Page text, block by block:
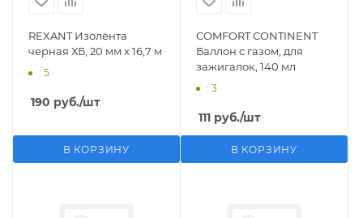
REXANT Изолента
черная ХБ, 20 мм х 16,7 м
: 5
190 руб./шт
В КОРЗИНУ
COMFORT CONTINENT
Баллон с газом, для
зажигалок, 140 мл
: 3
111 руб./шт
В КОРЗИНУ